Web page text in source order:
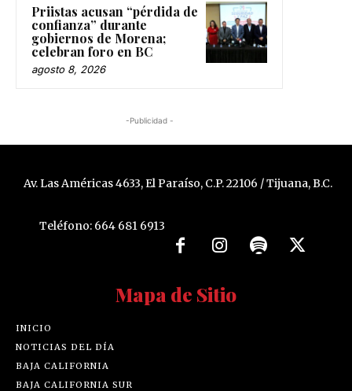
Priistas acusan “pérdida de
confianza” durante
gobiernos de Morena;
celebran foro en BC
agosto 8, 2026
-Publicidad -
Av. Las Américas 4633, El Paraíso, C.P. 22106 / Tijuana, B.C.
Teléfono: 664 681 6913
Mapa de Sitio
INICIO
NOTICIAS DEL DÍA
BAJA CALIFORNIA
BAJA CALIFORNIA SUR